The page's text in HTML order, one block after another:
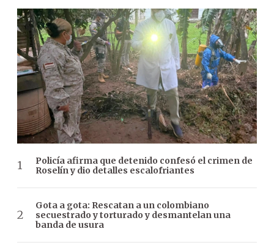
Policía afirma que detenido confesó el crimen de
Roselín y dio detalles escalofriantes
Gota a gota: Rescatan a un colombiano
secuestrado y torturado y desmantelan una
banda de usura